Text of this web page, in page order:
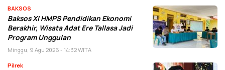
BAKSOS
Baksos XI HMPS Pendidikan Ekonomi
Berakhir, Wisata Adat Ere Tallasa Jadi
Program Unggulan
Minggu, 9 Agu 2026 - 14:32 WITA
Pilrek